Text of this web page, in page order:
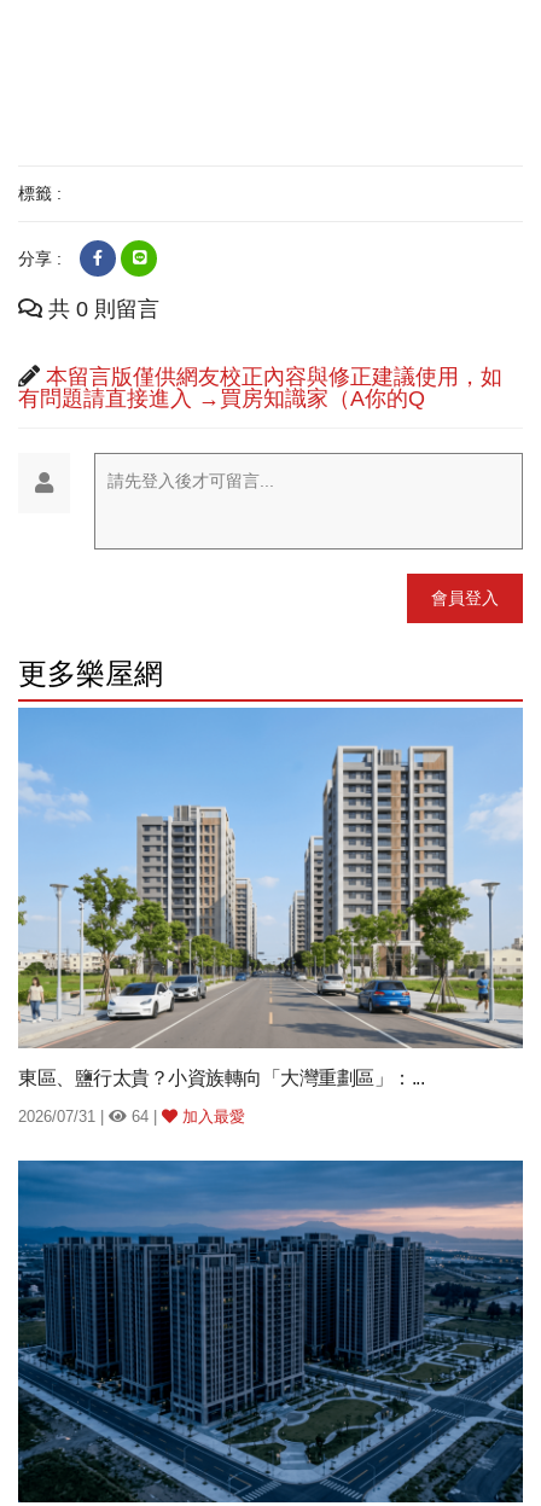
標籤 :
分享 :
共 0 則留言
本留言版僅供網友校正內容與修正建議使用，如
有問題請直接進入 →買房知識家（A你的Q
請先登入後才可留言...
會員登入
更多樂屋網
東區、鹽行太貴？小資族轉向「大灣重劃區」：...
2026/07/31 | 64 | 加入最愛